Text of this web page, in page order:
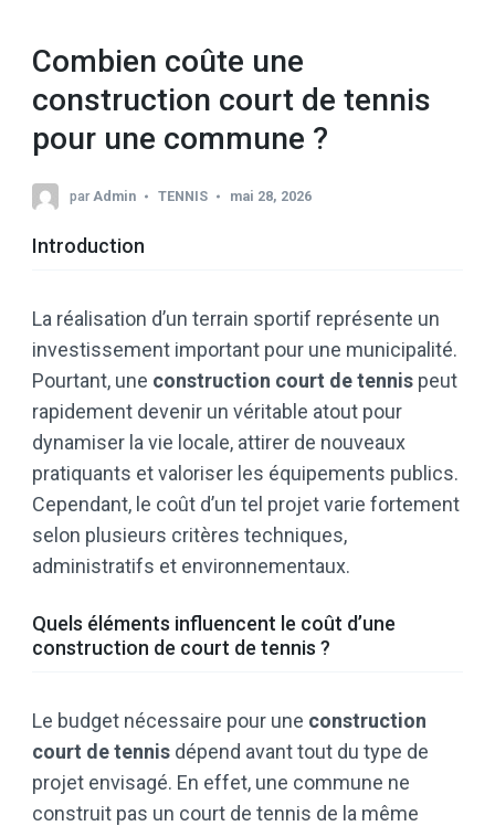
Combien coûte une
construction court de tennis
pour une commune ?
par Admin TENNIS mai 28, 2026
Introduction
La réalisation d’un terrain sportif représente un
investissement important pour une municipalité.
Pourtant, une construction court de tennis peut
rapidement devenir un véritable atout pour
dynamiser la vie locale, attirer de nouveaux
pratiquants et valoriser les équipements publics.
Cependant, le coût d’un tel projet varie fortement
selon plusieurs critères techniques,
administratifs et environnementaux.
Quels éléments influencent le coût d’une
construction de court de tennis ?
Le budget nécessaire pour une construction
court de tennis dépend avant tout du type de
projet envisagé. En effet, une commune ne
construit pas un court de tennis de la même